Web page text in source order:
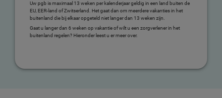
Uw pgb is maximaal 13 weken per kalenderjaar geldig in een land buiten de
EU, EER-land of Zwitserland. Het gaat dan om meerdere vakanties in het
buitenland die bij elkaar opgeteld niet langer dan 13 weken zijn.
Gaat u langer dan 6 weken op vakantie of wilt u een zorgverlener in het
buitenland regelen? Hieronder leest u er meer over.